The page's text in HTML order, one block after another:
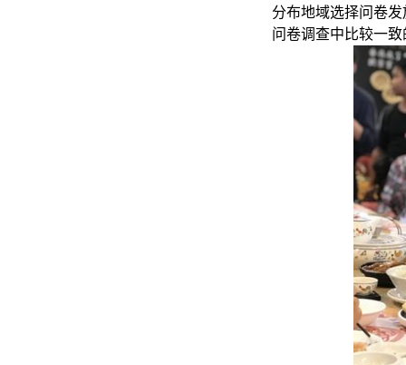
分布地域选择问卷
问卷调查中比较一